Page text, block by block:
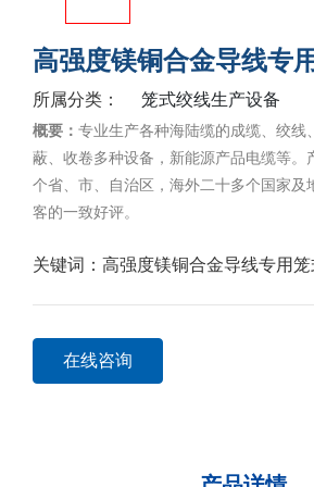
高强度镁铜合金导线专
所属分类： 笼式绞线生产设备
概要： 专业生产各种海陆缆的成缆、绞线
蔽、收卷多种设备，新能源产品电缆等。
个省、市、自治区，海外二十多个国家及
客的一致好评。
关键词： 高强度镁铜合金导线专用
在线咨询